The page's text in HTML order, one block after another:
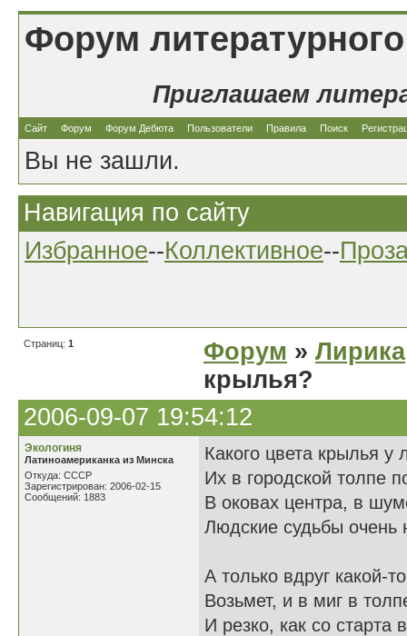
Форум
Приглашаем
Сайт Форум Форум Дебюта Пользователи Правила Поиск
Вы не зашли.
Навигация по сайту
Избранное--Коллективное--
Страниц: 1 Форум » Лирика
крылья?
2006-09-07 19:54:12
Экологиня
Латиноамериканка из Минска
Откуда: СССР
Зарегистрирован: 2006-02-15
Сообщений: 1883
Какого цвета крылья у
Их в городской толпе
В оковах центра, в
Людские судьбы очень
А только вдруг какой-
Возьмет, и в миг в
И резко, как со старта